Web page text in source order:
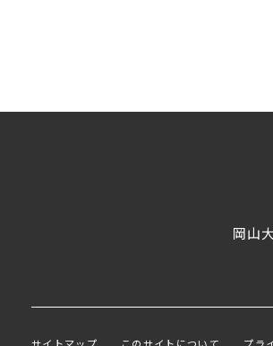
岡山
サイトマップ このサイトについて プラ